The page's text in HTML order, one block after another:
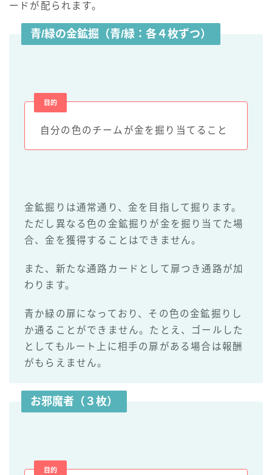
ードが配られます。
青/緑の金鉱掘（青/緑：各４枚ずつ）
目的
自分の色のチームが金を掘り当てること
金鉱掘りは通常通り、金を目指して掘ります。
ただし異なる色の金鉱掘りが金を掘り当てた場
合、金を獲得することはできません。
また、新たな通路カードとして扉つき通路が加
わります。
青か緑の扉になっており、その色の金鉱掘りし
か通ることができません。たとえ、ゴールした
としてもルート上に相手の扉がある場合は報酬
がもらえません。
お邪魔者（３枚）
目的